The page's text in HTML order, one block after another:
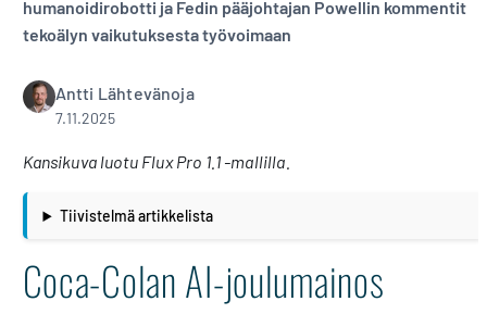
humanoidirobotti ja Fedin pääjohtajan Powellin kommentit
tekoälyn vaikutuksesta työvoimaan
Antti Lähtevänoja
7.11.2025
Kansikuva luotu Flux Pro 1.1 -mallilla.
Tiivistelmä artikkelista
Coca-Colan AI-joulumainos